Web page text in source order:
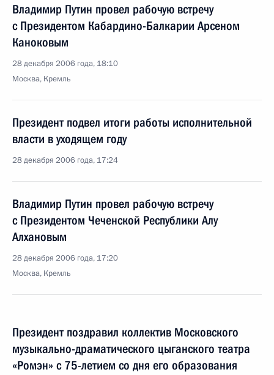
Владимир Путин провел рабочую встречу
с Президентом Кабардино-Балкарии Арсеном
Каноковым
28 декабря 2006 года, 18:10
Москва, Кремль
Президент подвел итоги работы исполнительной
власти в уходящем году
28 декабря 2006 года, 17:24
Владимир Путин провел рабочую встречу
с Президентом Чеченской Республики Алу
Алхановым
28 декабря 2006 года, 17:20
Москва, Кремль
Президент поздравил коллектив Московского
музыкально-драматического цыганского театра
«Ромэн» с 75-летием со дня его образования